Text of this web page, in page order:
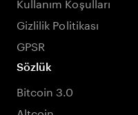
Gizlilik Politikası
GPSR
Sözlük
Bitcoin 3.0